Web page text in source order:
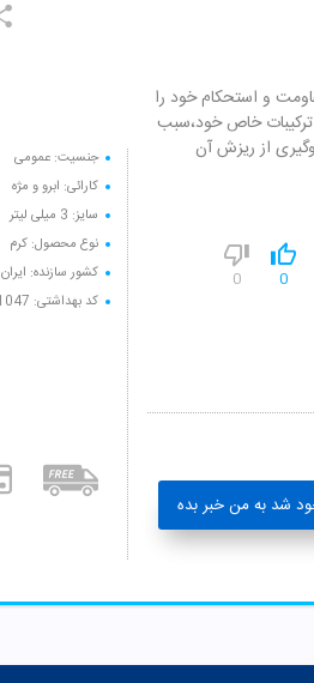
جنسیت: عمومی
کارائی: ابرو و مژه
سایز: 3 میلی لیتر
نوع محصول: کرم
کشور سازنده: ایران
کد بهداشتی: 42/11047
و استحکام خود را
ترکیبات خاص خود،سبب
از ریزش آن
0
0
شد به من خبر بده